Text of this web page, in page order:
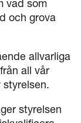
vad som
och grova
allvarliga
all vår
styrelsen